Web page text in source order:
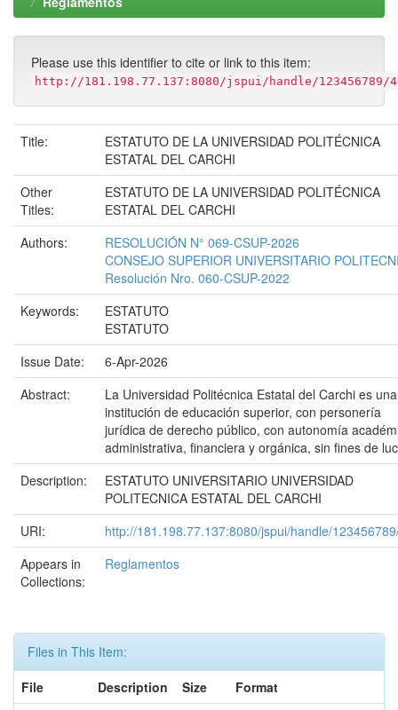
Please use this identifier to cite or link to this item:
http://181.198.77.137:8080/jspui/handle/123456789/
Title:
ESTATUTO DE LA UNIVERSIDAD POLITÉCNICA
ESTATAL DEL CARCHI
Other
Titles:
ESTATUTO DE LA UNIVERSIDAD POLITÉCNICA
ESTATAL DEL CARCHI
Authors:
RESOLUCIÓN N° 069-CSUP-2026
CONSEJO SUPERIOR UNIVERSITARIO
Resolución Nro. 060-CSUP-2022
Keywords:
ESTATUTO
ESTATUTO
Issue Date:
6-Apr-2026
Abstract:
La Universidad Politécnica Estatal del Carchi es una
institución de educación superior, con personería
jurídica de derecho público, con autonomía
administrativa, financiera y orgánica, sin fines de
Description:
ESTATUTO UNIVERSITARIO UNIVERSIDAD
POLITECNICA ESTATAL DEL CARCHI
URI:
http://181.198.77.137:8080/jspui/handle/
Appears in
Collections:
Reglamentos
Files in This Item:
File
Description Size
Format